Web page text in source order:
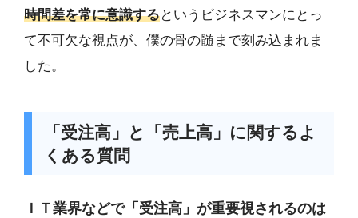
時間差を常に意識するというビジネスマンにとっ
て不可欠な視点が、僕の骨の髄まで刻み込まれま
した。
「受注高」と「売上高」に関するよ
くある質問
ＩＴ業界などで「受注高」が重要視されるのは